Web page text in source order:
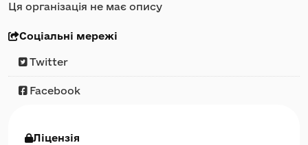
Ця організація не має опису
Соціальні мережі
Twitter
Facebook
Ліцензія